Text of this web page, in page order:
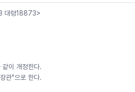
대령18873>
이 개정한다.
관"으로 한다.